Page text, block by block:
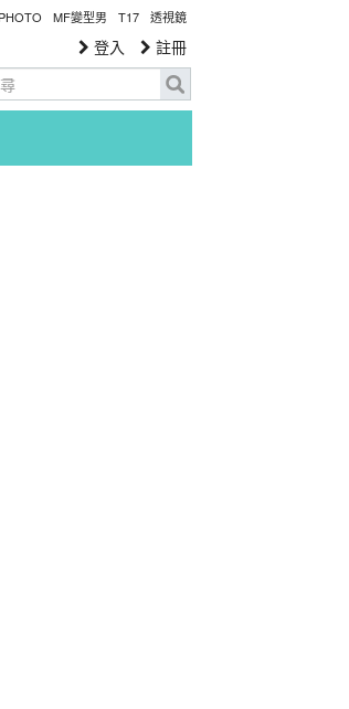
MF變型男 T17 透視鏡
登入 註冊